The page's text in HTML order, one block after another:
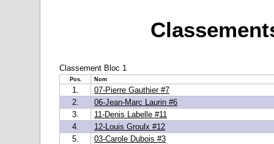
Classement Bloc 1
Pos. Nom
1.
07-Pierre Gauthier #7
2.
06-Jean-Marc Laurin #6
3.
11-Denis Labelle #11
4.
12-Louis Groulx #12
5.
03-Carole Dubois #3